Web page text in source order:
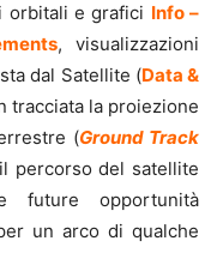
orbitali e grafici Info –
, visualizzazioni
dal Satellite (Data &
tracciata la proiezione
(Ground Track
percorso del satellite
opportunità
un arco di qualche